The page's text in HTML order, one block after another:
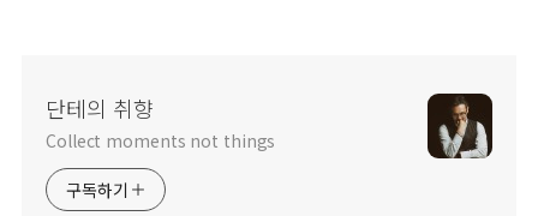
단테의 취향
Collect moments not things
구독하기